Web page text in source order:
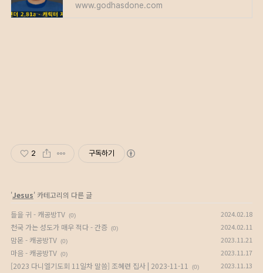
www.godhasdone.com
2 구독하기
'Jesus' 카테고리의 다른 글
들을 귀 - 캐공방TV (0) 2024.02.18
천국 가는 성도가 매우 적다 - 간증 (0) 2024.02.11
맘몬 - 캐공방TV (0) 2023.11.21
마음 - 캐공방TV (0) 2023.11.17
[2023 다니엘기도회 11일차 말씀] 조혜련 집사 | 2023-11-11 (0) 2023.11.13